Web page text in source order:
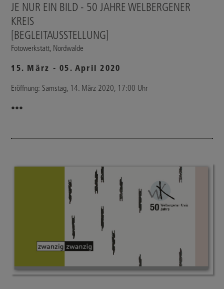
JE NUR EIN BILD - 50 JAHRE WELBERGENER
KREIS
[BEGLEITAUSSTELLUNG]
Fotowerkstatt, Nordwalde
15. März - 05. April 2020
Eröffnung: Samstag, 14. März 2020, 17:00 Uhr
•••